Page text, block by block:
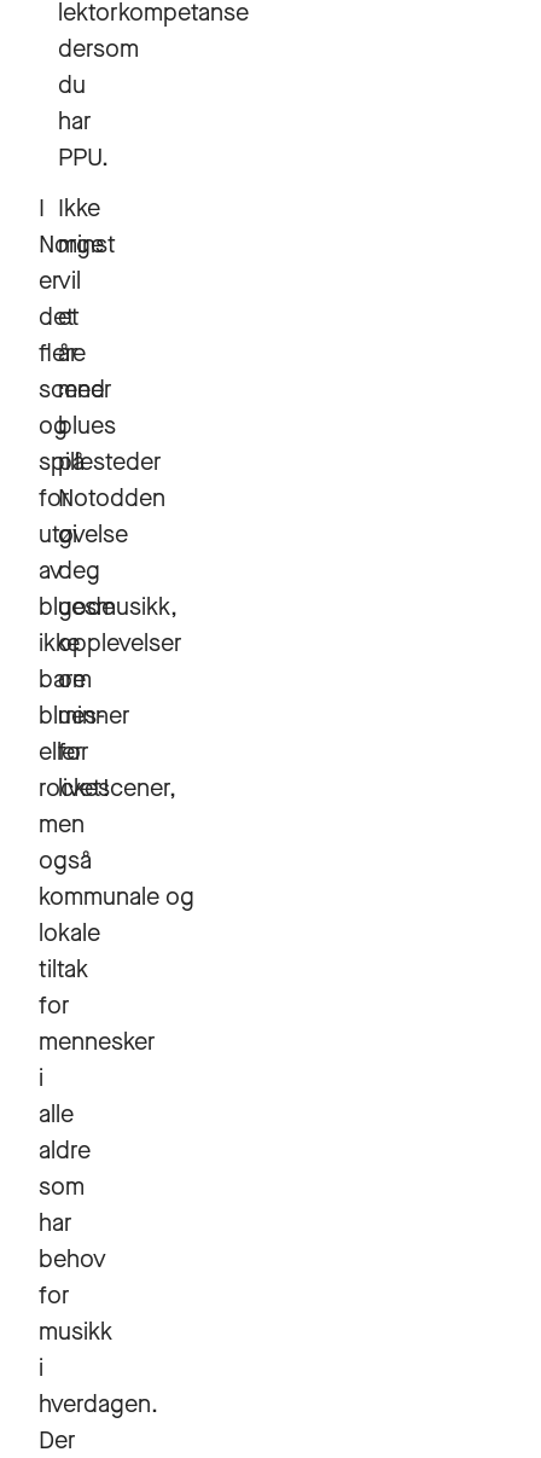
lektorkompetanse
dersom
du
har
PPU.
I
Norge
er
det
flere
scener
og
spillesteder
for
utøvelse
av
bluesmusikk,
ikke
bare
blues-
eller
rockescener,
men
også
kommunale og
lokale
tiltak
for
mennesker
i
alle
aldre
som
har
behov
for
musikk
i
hverdagen.
Der
Ikke
minst
vil
et
år
med
blues
på
Notodden
gi
deg
gode
opplevelser
om
minner
for
livet!